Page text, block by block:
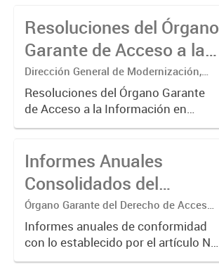
Resoluciones del Órgano
Garante de Acceso a la
Información
Dirección General de Modernización,
Sustentabilidad y Fortalecimiento
Institucional
Resoluciones del Órgano Garante
de Acceso a la Información en
ejercicio de las facultades
35 de la Ley N° 104 y su
modificatoria.
Informes Anuales
Consolidados del
Órgano Garante del
Derecho de Acceso a la
Información
Órgano Garante del Derecho de Acceso
a la Información
Informes anuales de conformidad
con lo establecido por el artículo N°
26 inc. b de la Ley N° 104